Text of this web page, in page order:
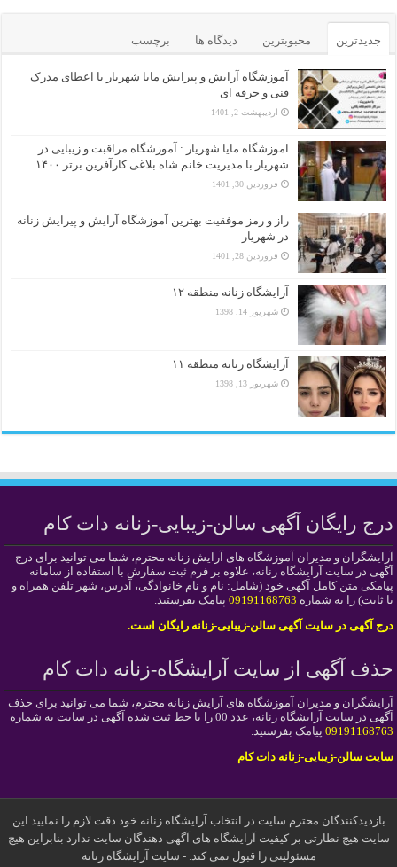
جدیدترین محبوبترین دیدگاه ها برچسب
آموزشگاه آرایش و پیرایش مایا شهریار با اعطای مدرک
فنی و حرفه ای
اردیبهشت 2, 1401
اموزشگاه مایا شهریار : آموزشگاه مراقبت و زیبایی در
شهریار با مدیریت خانم شاه بلاغی کارآفرین برتر ۱۴۰۰
فروردین 30, 1401
راز و رمز موفقیت بهترین آموزشگاه آرایش و پیرایش زنانه
در شهریار
فروردین 28, 1401
آرایشگاه زنانه منطقه ۱۲
شهریور 14, 1398
آرایشگاه زنانه منطقه ۱۱
شهریور 13, 1398
درج رایگان آگهی سالن-زیبایی-زنانه دات کام
آرایشگران و مدیران آموزشگاه های آرایش زنانه محترم، شما می توانید برای درج
آگهی در سایت آرایشگاه زنانه، علاوه بر فرم ثبت سفارش با استفاده از سامانه
پیامکی متن کامل آگهی خود (شامل: نام و نام خانوادگی، آدرس، شهر تلفن همراه و
یا ثابت) را به شماره 09191168763 پیامک بفرستید.
درج آگهی در سایت آگهی سالن-زیبایی-زنانه رایگان است.
حذف آگهی از سایت آرایشگاه-زنانه دات کام
آرایشگران و مدیران آموزشگاه های آرایش زنانه محترم، شما می توانید برای حذف
آگهی در سایت آرایشگاه زنانه، عدد 00 را با خط ثبت شده آگهی در سایت به شماره
09191168763 پیامک بفرستید.
سایت سالن-زیبایی-زنانه دات کام
بازدیدکنندگان محترم سایت در انتخاب آرایشگاه زنانه خود دقت لازم را نمایید این
سایت هیچ نطارتی بر کیفیت آرایشگاه های آگهی دهندگان سایت ندارد بنابراین هیچ
مسئولیتی را قبول نمی کند. - سایت آرایشگاه زنانه